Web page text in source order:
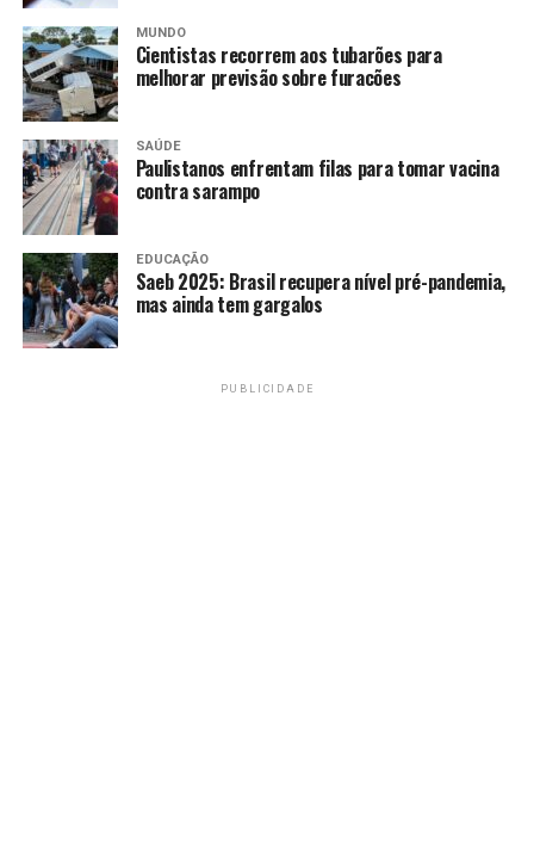
No caso das bebidas, as equipes verificam as condições
de armazenamento, a regularidade do registro quando
aplicável, a rotulagem obrigatória e o cumprimento dos
regulamentos sanitários.
Em relação às pomadas capilares, serão fiscalizadas a
regularização do produto junto à Anvisa, a
conformidade das informações de rotulagem, a
indicação de modo de uso e eventuais restrições, além
das condições adequadas de exposição e
comercialização.
Quanto aos preservativos masculinos, será observada a
MUNDO
Cientistas recorrem aos tubarões para
melhorar previsão sobre furacões
SAÚDE
Paulistanos enfrentam filas para tomar vacina
contra sarampo
EDUCAÇÃO
Saeb 2025: Brasil recupera nível pré-pandemia,
mas ainda tem gargalos
PUBLICIDADE